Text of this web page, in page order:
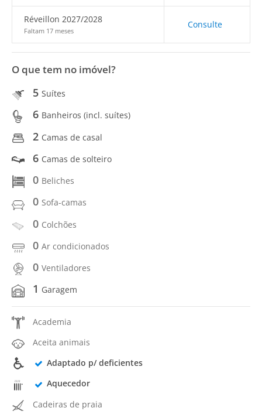
Réveillon 2027/2028
Faltam 17 meses
Consulte
O que tem no imóvel?
5 Suítes
6 Banheiros (incl. suítes)
2 Camas de casal
6 Camas de solteiro
0 Beliches
0 Sofa-camas
0 Colchões
0 Ar condicionados
0 Ventiladores
1 Garagem
Academia
Aceita animais
Adaptado p/ deficientes
Aquecedor
Cadeiras de praia